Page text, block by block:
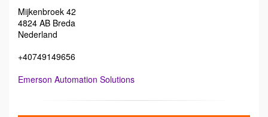
Mijkenbroek 42
4824 AB Breda
Nederland
+40749149656
Emerson Automation Solutions